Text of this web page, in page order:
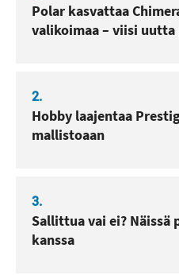
Polar kasvattaa
valikoimaa – viisi
2.
Hobby laajentaa
mallistoaan
3.
Sallittua vai ei? Näissä
kanssa